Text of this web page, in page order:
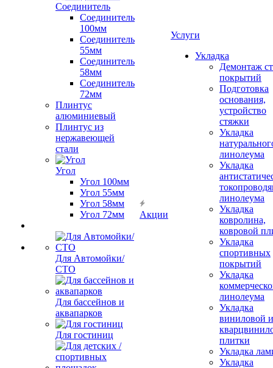
Соединитель
Соединитель
100мм
Соединитель
55мм
Соединитель
58мм
Соединитель
72мм
Плинтус
алюминиевый
Плинтус из
нержавеющей
стали
Угол
Угол 100мм
Угол 55мм
Угол 58мм
Угол 72мм
Для Автомойки/
СТО
Для бассейнов и
аквапарков
Для гостиниц
Акции
Услуги
Укладка
Демонтаж
покрытий
Подготовка
основания,
устройство
стяжки
Укладка
линолеума
Укладка
линолеума
Укладка
ковролина,
ковровой
Укладка
спортивных
покрытий
Укладка
линолеума
Укладка
виниловой и
плитки
Укладка
Укладка